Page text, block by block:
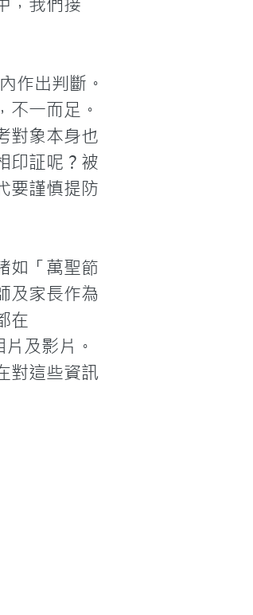
，我們接
作出判斷。
一而足。
對象本身也
印証呢？被
要謹慎提防
如「萬聖節
及家長作為
在
及影片。
對這些資訊